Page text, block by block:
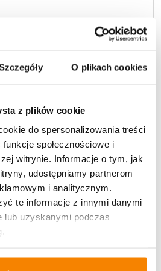
O plikach cookies
z plików cookie
do spersonalizowania treści
społecznościowe i
witrynie. Informacje o tym, jak
udostępniamy partnerom
i analitycznym.
te informacje z innymi danymi
lub uzyskanymi podczas
ilość? Zapraszamy do naszej